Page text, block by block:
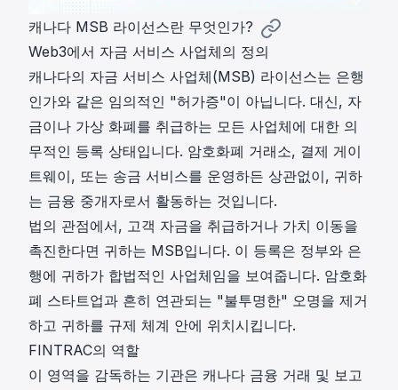
캐나다 MSB 라이선스란 무엇인가?
Web3에서 자금 서비스 사업체의 정의
캐나다의 자금 서비스 사업체(MSB) 라이선스는 은행
인가와 같은 임의적인 "허가증"이 아닙니다. 대신, 자
금이나 가상 화폐를 취급하는 모든 사업체에 대한 의
무적인 등록 상태입니다. 암호화폐 거래소, 결제 게이
트웨이, 또는 송금 서비스를 운영하든 상관없이, 귀하
는 금융 중개자로서 활동하는 것입니다.
법의 관점에서, 고객 자금을 취급하거나 가치 이동을
촉진한다면 귀하는 MSB입니다. 이 등록은 정부와 은
행에 귀하가 합법적인 사업체임을 보여줍니다. 암호화
폐 스타트업과 흔히 연관되는 "불투명한" 오명을 제거
하고 귀하를 규제 체계 안에 위치시킵니다.
FINTRAC의 역할
이 영역을 감독하는 기관은 캐나다 금융 거래 및 보고